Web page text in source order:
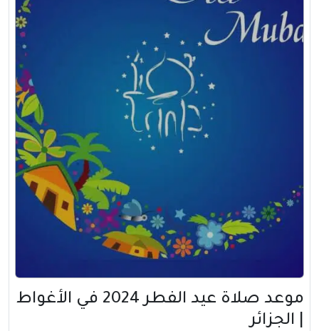
موعد صلاة عيد الفطر 2024 في الأغواط
| الجزائر